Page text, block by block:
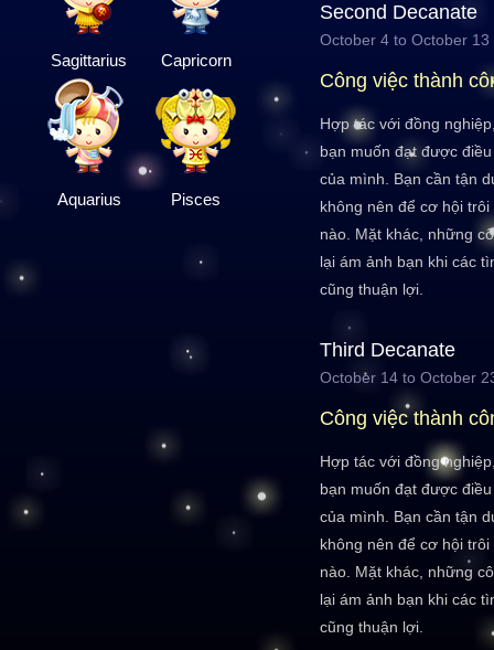
Sagittarius Capricorn
Aquarius Pisces
Second Decanate
October 4 to October 13
Công việc thành
Hợp tác với đồng
bạn muốn đạt được
của mình. Bạn cần tận
không nên để cơ hội
nào. Mặt khác, những
lại ám ảnh bạn khi các
cũng thuận lợi.
Third Decanate
October 14 to October
Công việc thành
Hợp tác với đồng
bạn muốn đạt được
của mình. Bạn cần tận
không nên để cơ hội
nào. Mặt khác, những
lại ám ảnh bạn khi các
cũng thuận lợi.